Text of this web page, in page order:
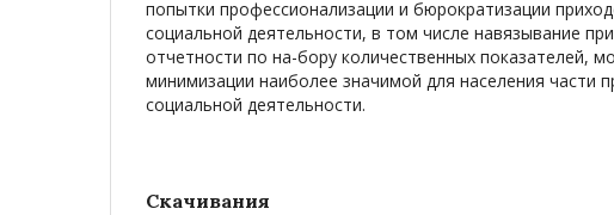
попытки профессионализации и бюрократизации
социальной деятельности, в том числе навязывание
отчетности по на-бору количественных показателей,
минимизации наиболее значимой для населения части
социальной деятельности.
Скачивания